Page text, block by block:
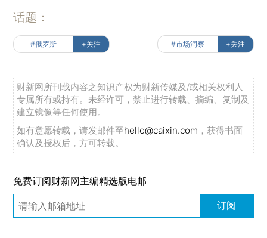
话题：
#俄罗斯 +关注 #市场洞察 +关注
财新网所刊载内容之知识产权为财新传媒及/或相关权利人
专属所有或持有。未经许可，禁止进行转载、摘编、复制及
建立镜像等任何使用。
如有意愿转载，请发邮件至hello@caixin.com ，获得书面
确认及授权后，方可转载。
免费订阅财新网主编精选版电邮
订阅